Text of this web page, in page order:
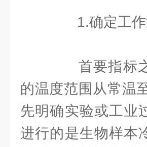
1.确定工作
首要指标之
的温度范围从常温
先明确实验或工业
进行的是生物样本